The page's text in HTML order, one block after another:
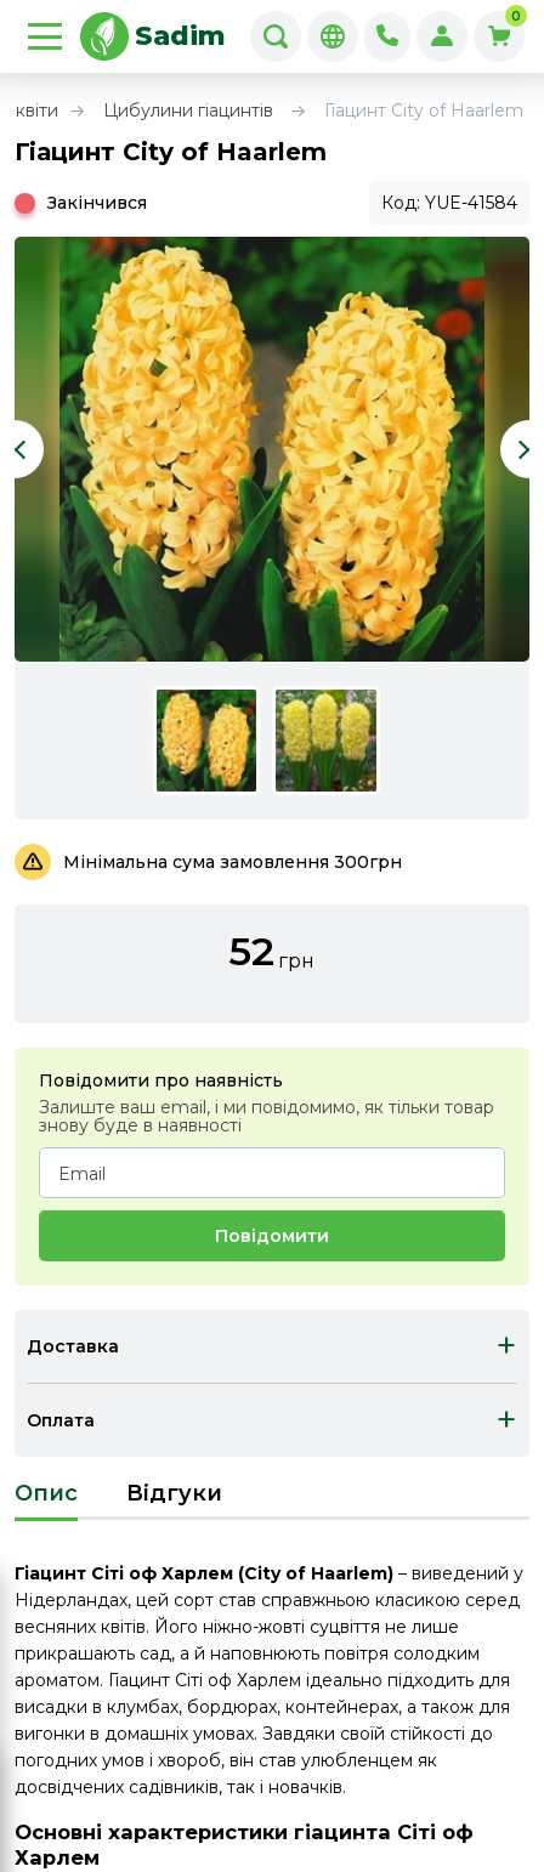
Sadim
0
квіти Цибулини гіацинтів Гіацинт City of Haarlem
Гіацинт City of Haarlem
Закінчився Код: YUE-41584
Мінімальна сума замовлення 300грн
52 грн
Повідомити про наявність
Залиште ваш email, і ми повідомимо, як тільки товар
знову буде в наявності
Повідомити
Доставка +
Оплата +
Опис Відгуки
Гіацинт Сіті оф Харлем (City of Haarlem) – виведений у
Нідерландах, цей сорт став справжньою класикою серед
весняних квітів. Його ніжно-жовті суцвіття не лише
прикрашають сад, а й наповнюють повітря солодким
ароматом. Гіацинт Сіті оф Харлем ідеально підходить для
висадки в клумбах, бордюрах, контейнерах, а також для
вигонки в домашніх умовах. Завдяки своїй стійкості до
погодних умов і хвороб, він став улюбленцем як
досвідчених садівників, так і новачків.
Основні характеристики гіацинта Сіті оф
Харлем